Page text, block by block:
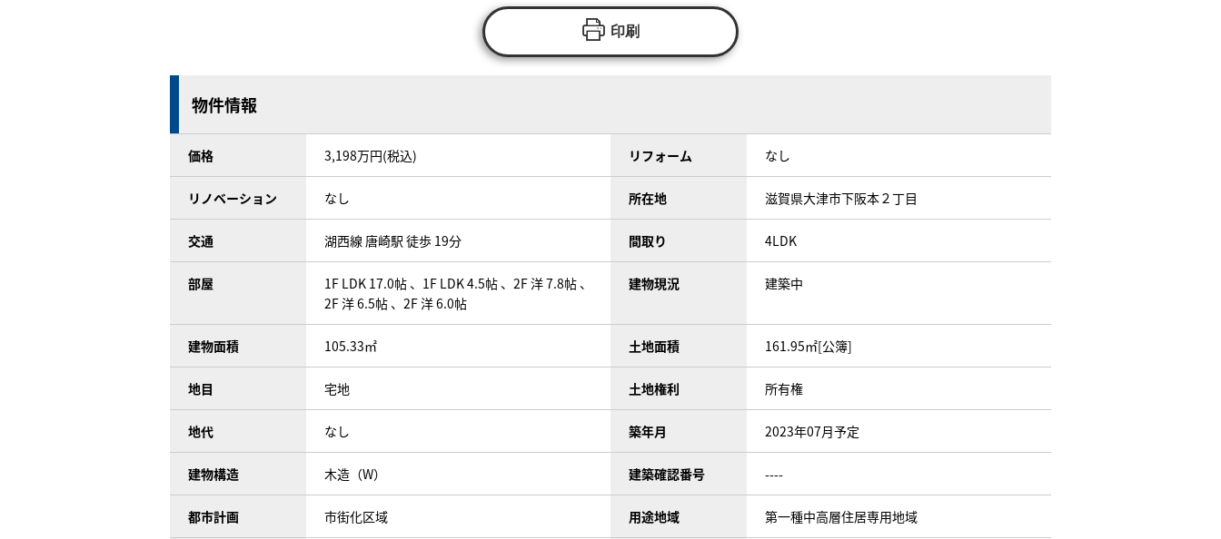
印刷
物件情報
価格 3,198万円(税込) リフォーム なし
リノベーション なし 所在地 滋賀県大津市下阪本２丁目
交通 湖西線 唐崎駅 徒歩 19分 間取り 4LDK
部屋
1F LDK 17.0帖 、1F LDK 4.5帖 、2F 洋 7.8帖 、
2F 洋 6.5帖 、2F 洋 6.0帖
建物現況 建築中
建物面積 105.33㎡ 土地面積 161.95㎡[公簿]
地目 宅地 土地権利 所有権
地代 なし 築年月 2023年07月予定
建物構造 木造（W） 建築確認番号 ----
都市計画 市街化区域 用途地域 第一種中高層住居専用地域